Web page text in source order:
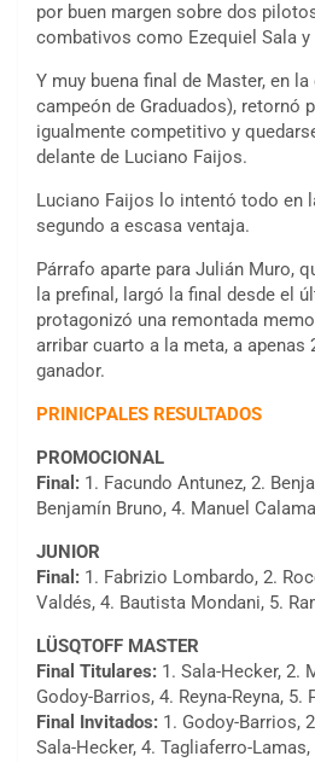
por buen margen sobre dos
combativos como Ezequiel Sala y
Y muy buena final de Master, en
campeón de Graduados), retornó
igualmente competitivo y
delante de Luciano Faijos.
Luciano Faijos lo intentó todo en
segundo a escasa ventaja.
Párrafo aparte para Julián Muro,
la prefinal, largó la final desde el
protagonizó una remontada
arribar cuarto a la meta, a apenas
ganador.
PRINICPALES RESULTADOS
PROMOCIONAL
Final: 1. Facundo Antunez, 2.
Benjamín Bruno, 4. Manuel
JUNIOR
Final: 1. Fabrizio Lombardo, 2.
Valdés, 4. Bautista Mondani, 5.
LÜSQTOFF MASTER
Final Titulares: 1. Sala-Hecker, 2.
Godoy-Barrios, 4. Reyna-Reyna, 5.
Final Invitados: 1. Godoy-Barrios,
Sala-Hecker, 4. Tagliaferro-Lamas,